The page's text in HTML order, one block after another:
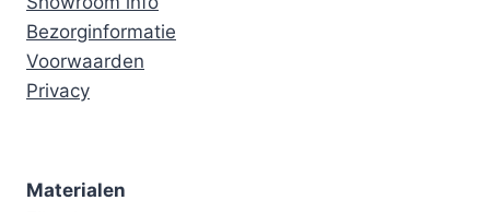
Bezorginformatie
Voorwaarden
Privacy
Materialen